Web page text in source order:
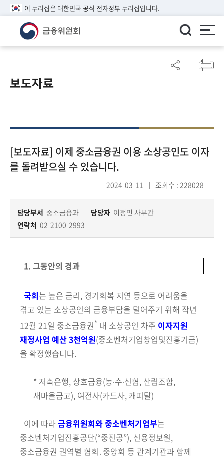
이 누리집은 대한민국 공식 전자정부 누리집입니다.
린
이알
참
여
마
책
마
보도자료
[보도자료] 이제 중소금융권 이용 소상공인도 이자
를 돌려받으실 수 있습니다.
2024-03-11 조회수 : 228028
담당부서 중소금융과 담당자 이정민 사무관
연락처 02-2100-2993
1. 그동안의 경과
국회는 높은 금리, 경기회복 지연 등으로 어려움을
겪고 있는 소상공인의 금융부담을 덜어주기 위해 작년
12월 21일 중소금융권* 내 소상공인 차주 이자지원
재정사업 예산 3천억원(중소벤처기업창업및진흥기금)
을 확정했습니다.
* 저축은행, 상호금융(농∙수∙신협, 산림조합,
새마을금고), 여전사(카드사, 캐피탈)
이에 따라 금융위원회와 중소벤처기업부는
중소벤처기업진흥공단(“중진공”), 신용정보원,
중소금융권 권역별 협회․중앙회 등 관계기관과 함께